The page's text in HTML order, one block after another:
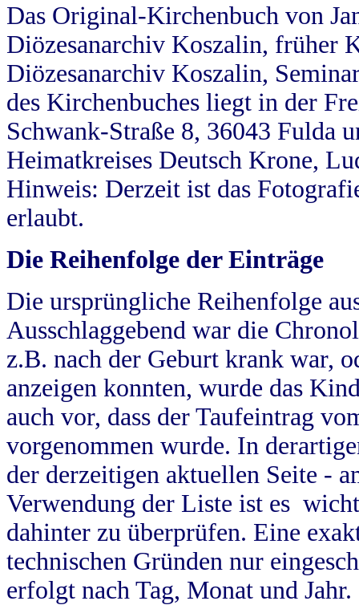
Das Original-Kirchenbuch von
Diözesanarchiv Koszalin, früher
Diözesanarchiv Koszalin,
des Kirchenbuches liegt in der
Schwank-Straße 8, 36043 Fulda
Heimatkreises Deutsch Krone,
Hinweis: Derzeit ist das
erlaubt.
Die Reihenfolge der Einträge
Die ursprüngliche Reihenfolge
Ausschlaggebend war die
z.B. nach der Geburt krank war,
anzeigen konnten, wurde das
auch vor, dass der Taufeintrag
vorgenommen wurde. In
der derzeitigen aktuellen Seite -
Verwendung der Liste ist es
dahinter zu überprüfen. Eine
technischen Gründen nur
erfolgt nach Tag, Monat und Jahr.